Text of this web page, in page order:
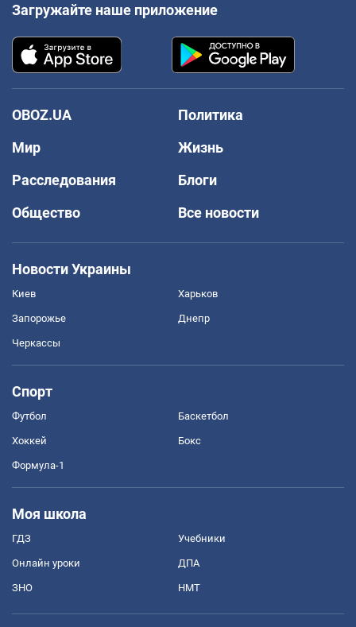
Загружайте наше приложение
OBOZ.UA
Политика
Мир
Жизнь
Расследования
Блоги
Общество
Все новости
Новости Украины
Киев Харьков
Запорожье Днепр
Черкассы
Спорт
Футбол Баскетбол
Хоккей Бокс
Формула-1
Моя школа
ГДЗ Учебники
Онлайн уроки ДПА
ЗНО НМТ